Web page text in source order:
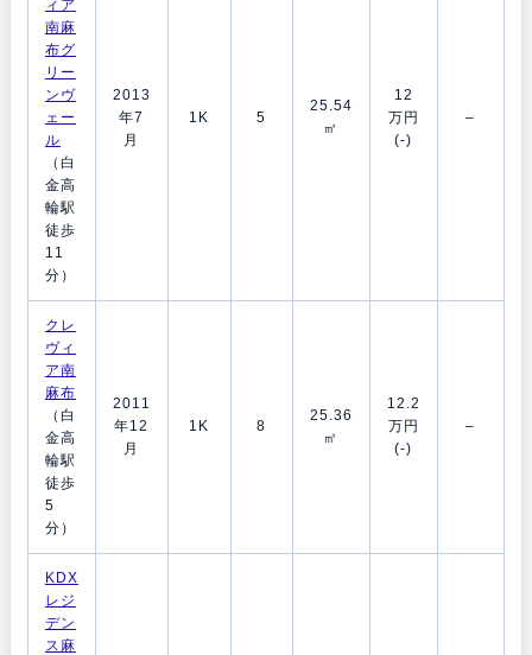
ィア
南麻
布グ
リー
ンヴ
ェー
ル
（白
金高
輪駅
徒歩
11
分）
2013
年7
月
1K 5
25.54
㎡
12
万円
(-)
–
クレ
ヴィ
ア南
麻布
（白
金高
輪駅
徒歩
5
分）
2011
年12
月
1K 8
25.36
㎡
12.2
万円
(-)
–
KDX
レジ
デン
ス麻